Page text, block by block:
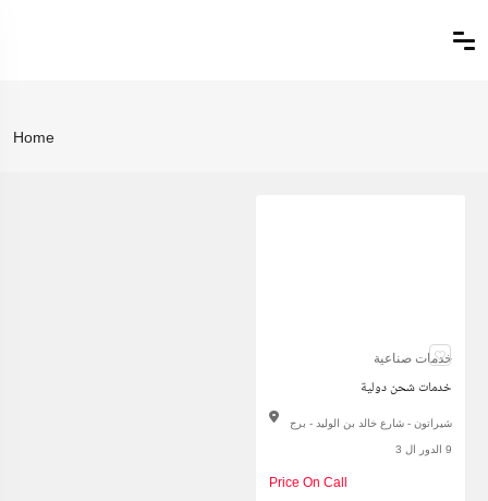
Home
خدمات صناعية
خدمات شحن دولية
شيراتون - شارع خالد بن الوليد - برج
9 الدور ال 3
Price On Call